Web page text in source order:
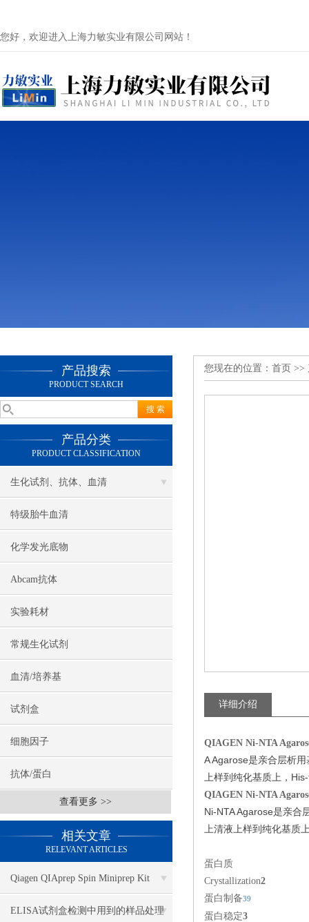
您好，欢迎进入上海力敏实业有限公司网站！
产品搜索
PRODUCT SEARCH
产品分类
PRODUCT CLASSIFICATION
生化试剂、抗体、血清
特级胎牛血清
化学发光底物
Abcam抗体
实验耗材
常规生化试剂
血清/培养基
试剂盒
细胞因子
抗体/蛋白
查看更多 >>
相关文章
RELEVANT ARTICLES
Qiagen QIAprep Spin Miniprep Kit
27106
ELISA试剂盒检测中用到的样品处理
您现在的位置： 首页 >>
详细介绍
QIAGEN Ni-NTA
A Agarose是亲合层析
上样到纯化基质上，
QIAGEN Ni-NTA
Ni-NTA Agarose是亲合
上清液上样到纯化基质
蛋白质
Crystallization2
蛋白制备39
蛋白稳定3